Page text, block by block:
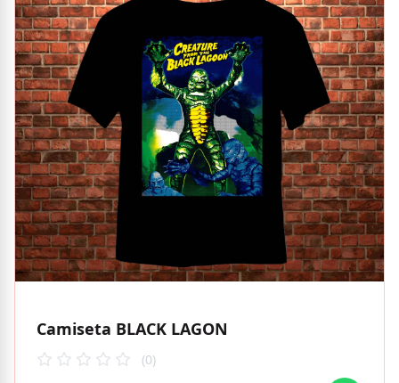
Camiseta BLACK LAGON
(0)